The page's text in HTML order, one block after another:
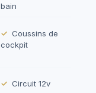
bain
Coussins de
cockpit
Circuit 12v